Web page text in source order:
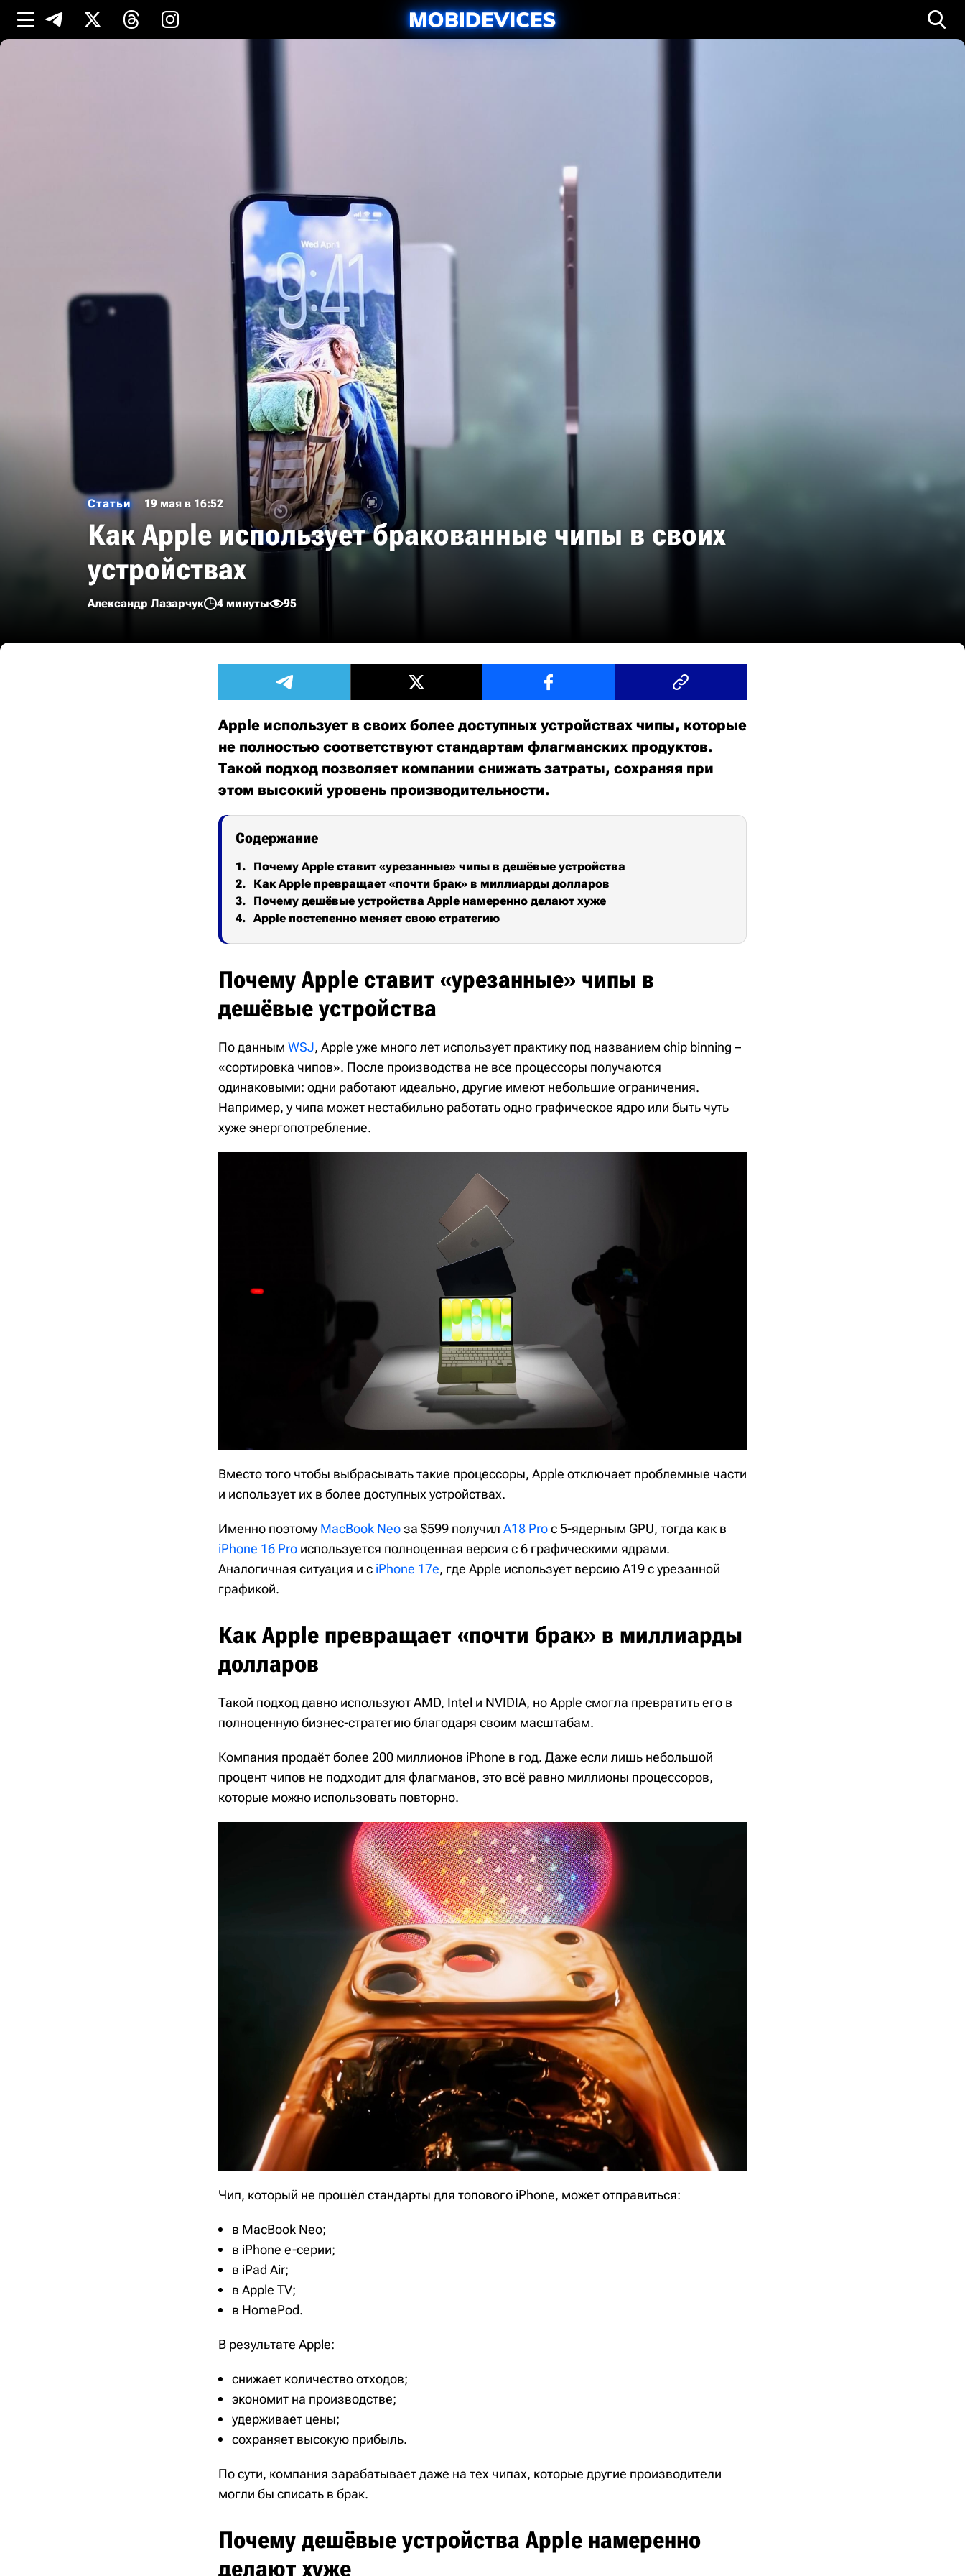
Статьи 19 мая в 16:52
Как Apple использует бракованные чипы в своих
устройствах
Александр Лазарчук 4 минуты 95
Apple использует в своих более доступных устройствах чипы, которые
не полностью соответствуют стандартам флагманских продуктов.
Такой подход позволяет компании снижать затраты, сохраняя при
этом высокий уровень производительности.
Содержание
Почему Apple ставит «урезанные» чипы в дешёвые устройства
Как Apple превращает «почти брак» в миллиарды долларов
Почему дешёвые устройства Apple намеренно делают хуже
Apple постепенно меняет свою стратегию
Почему Apple ставит «урезанные» чипы в
дешёвые устройства
По данным WSJ, Apple уже много лет использует практику под названием chip binning –
«сортировка чипов». После производства не все процессоры получаются
одинаковыми: одни работают идеально, другие имеют небольшие ограничения.
Например, у чипа может нестабильно работать одно графическое ядро или быть чуть
хуже энергопотребление.
Вместо того чтобы выбрасывать такие процессоры, Apple отключает проблемные части
и использует их в более доступных устройствах.
Именно поэтому MacBook Neoза $599 получил A18 Proс 5-ядерным GPU, тогда как в
iPhone 16 Pro используется полноценная версия с 6 графическими ядрами.
Аналогичная ситуация и с iPhone 17e, где Apple использует версию A19 с урезанной
графикой.
Как Apple превращает «почти брак» в миллиарды
долларов
Такой подход давно используют AMD, Intel и NVIDIA, но Apple смогла превратить его в
полноценную бизнес-стратегию благодаря своим масштабам.
Компания продаёт более 200 миллионов iPhone в год. Даже если лишь небольшой
процент чипов не подходит для флагманов, это всё равно миллионы процессоров,
которые можно использовать повторно.
Чип, который не прошёл стандарты для топового iPhone, может отправиться:
в MacBook Neo;
в iPhone e-серии;
в iPad Air;
в Apple TV;
в HomePod.
В результате Apple:
снижает количество отходов;
экономит на производстве;
удерживает цены;
сохраняет высокую прибыль.
По сути, компания зарабатывает даже на тех чипах, которые другие производители
могли бы списать в брак.
Почему дешёвые устройства Apple намеренно
делают хуже